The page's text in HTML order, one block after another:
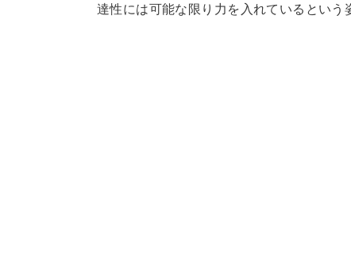
達性には可能な限り力を入れているという